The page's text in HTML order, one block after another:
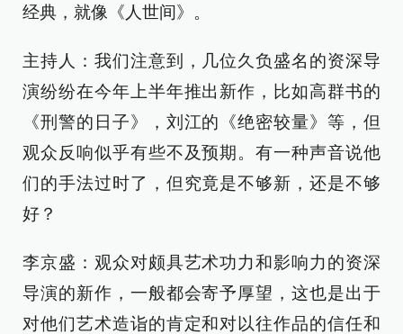
经典，就像《人世间》。
主持人：我们注意到，几位久负盛名的资深导
演纷纷在今年上半年推出新作，比如高群书的
《刑警的日子》，刘江的《绝密较量》等，但
观众反响似乎有些不及预期。有一种声音说他
们的手法过时了，但究竟是不够新，还是不够
好？
李京盛：观众对颇具艺术功力和影响力的资深
导演的新作，一般都会寄予厚望，这也是出于
对他们艺术造诣的肯定和对以往作品的信任和